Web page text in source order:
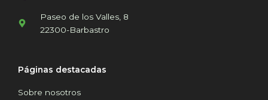
Paseo de los Valles, 8
22300-Barbastro
Páginas destacadas
Sobre nosotros